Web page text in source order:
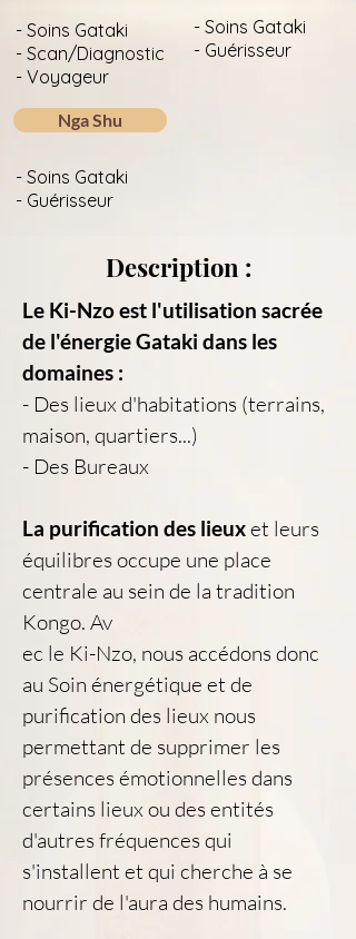
- Soins Gataki
- Scan/Diagnostic
- Voyageur
- Soins Gataki
- Guérisseur
Nga Shu
- Soins Gataki
- Guérisseur
Description :
Le Ki-Nzo est l'utilisation sacrée
de l'énergie Gataki dans les
domaines :
- Des lieux d'habitations (terrains,
maison, quartiers...)
- Des Bureaux
La purification des lieux et leurs
équilibres occupe une place
centrale au sein de la tradition
Kongo. Av
ec le Ki-Nzo, nous accédons donc
au Soin énergétique et de
purification des lieux nous
permettant de supprimer les
présences émotionnelles dans
certains lieux ou des entités
d'autres fréquences qui
s'installent et qui cherche à se
nourrir de l'aura des humains.